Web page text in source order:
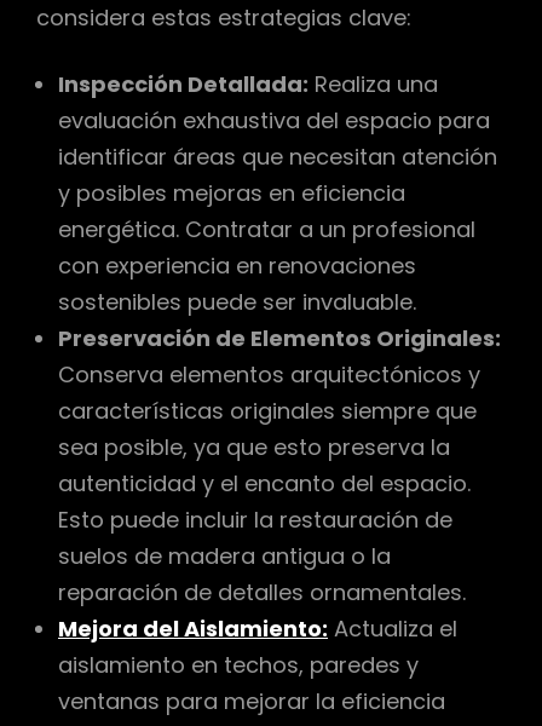
considera estas estrategias clave:
Inspección Detallada: Realiza una
evaluación exhaustiva del espacio para
identificar áreas que necesitan atención
y posibles mejoras en eficiencia
energética. Contratar a un profesional
con experiencia en renovaciones
sostenibles puede ser invaluable.
Preservación de Elementos Originales:
Conserva elementos arquitectónicos y
características originales siempre que
sea posible, ya que esto preserva la
autenticidad y el encanto del espacio.
Esto puede incluir la restauración de
suelos de madera antigua o la
reparación de detalles ornamentales.
Mejora del Aislamiento: Actualiza el
aislamiento en techos, paredes y
ventanas para mejorar la eficiencia